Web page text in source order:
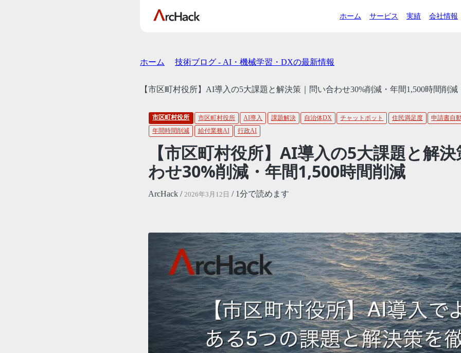
ホーム サービス 実績 会社情報
ホーム 技術ブログ - AI・機械学習・DXの最新情報
【市区町村役所】AI導入の5大課題と解決策｜問い合わせ30%削減・年間1,500時間削減
市区町村役所 市区町村役所 AI導入 課題解決 自治体DX チャットボット 住民満足度
申請書自
年間時間削減
給付業務AI 行政AI
【市区町村役所】AI導入の5大課題と解
わせ30%削減・年間1,500時間削減
ArcHack / 2026年3月12日 / 1分で読めます